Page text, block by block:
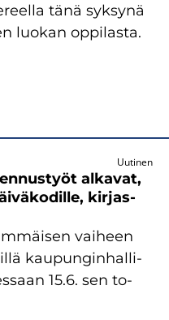
tänä syk­sy­nä
luo­kan op­pi­las­ta.
Uutinen
al­ka­vat,
kir­jas­
vai­heen
kau­pun­gin­hal­li­
15.6. sen to­